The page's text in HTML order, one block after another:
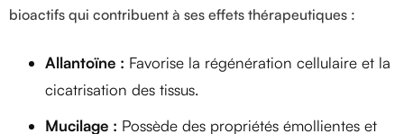
bioactifs qui contribuent à ses effets thérapeutiques :
Allantoïne : Favorise la régénération cellulaire et la
cicatrisation des tissus.
Mucilage : Possède des propriétés émollientes et